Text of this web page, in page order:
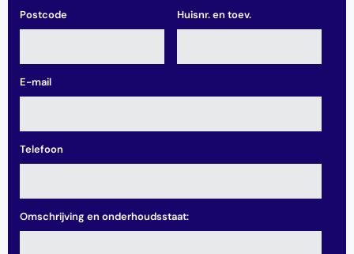
Postcode Huisnr. en toev.
E-mail
Telefoon
Omschrijving en onderhoudsstaat: